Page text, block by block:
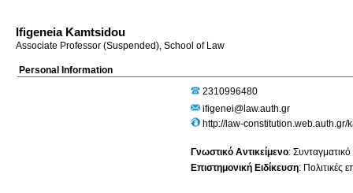
Ifigeneia Kamtsidou
Associate Professor (Suspended), School of Law
Personal Information
2310996480
ifigenei@law.auth.gr
http://law-constitution.web.auth.gr/
Γνωστικό Αντικείμενο: Συνταγματικό
Επιστημονική Ειδίκευση: Πολιτικές